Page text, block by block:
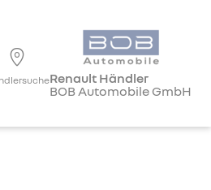
Renault Händler
BOB Automobile GmbH